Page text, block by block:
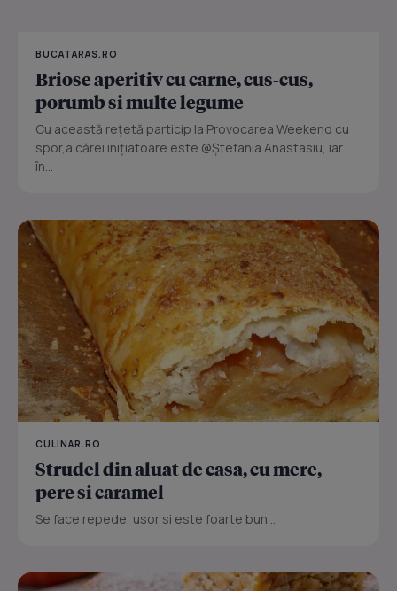
BUCATARAS.RO
Briose aperitiv cu carne, cus-cus,
porumb si multe legume
Cu această rețetă particip la Provocarea Weekend cu
spor,a cărei inițiatoare este @Ștefania Anastasiu, iar
în...
CULINAR.RO
Strudel din aluat de casa, cu mere,
pere si caramel
Se face repede, usor si este foarte bun...